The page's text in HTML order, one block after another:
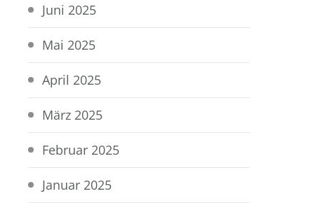
Juni 2025
Mai 2025
April 2025
März 2025
Februar 2025
Januar 2025